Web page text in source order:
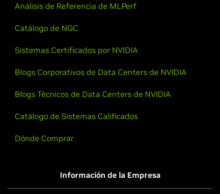
Análisis de Referencia de MLPerf
Catálogo de NGC
Sistemas Certificados por NVIDIA
Blogs Corporativos de Data Centers de NVIDIA
Blogs Técnicos de Data Centers de NVIDIA
Catálogo de Sistemas Calificados
Dónde Comprar
Información de la Empresa